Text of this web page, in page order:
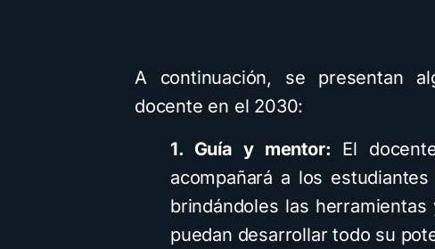
A continuación, se presentan
docente en el 2030:
1. Guía y mentor: El
acompañará a los
brindándoles las
puedan desarrollar todo su
Cuentos Descarga